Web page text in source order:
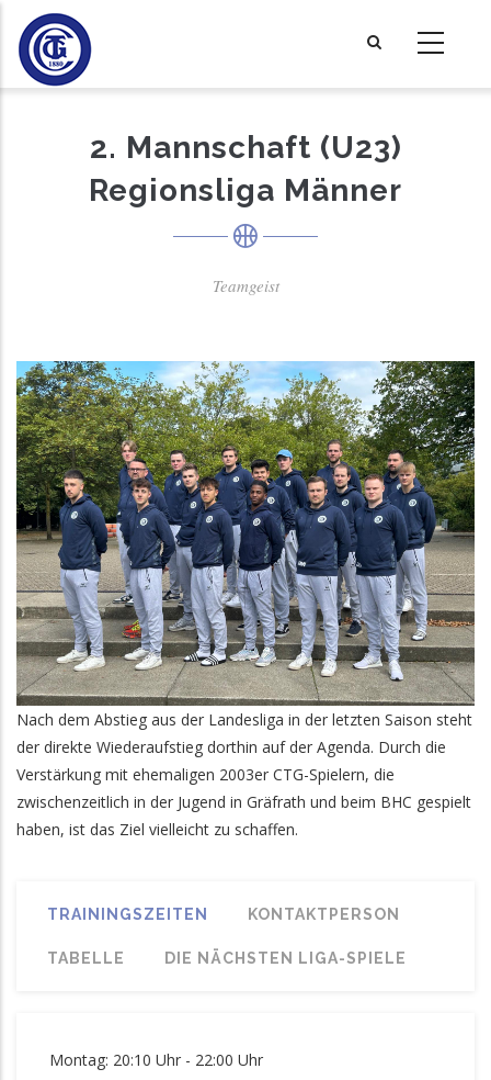
Direkt
zum
Inhalt
2. Mannschaft (U23)
Regionsliga Männer
Teamgeist
Nach dem Abstieg aus der Landesliga in der letzten Saison steht
der direkte Wiederaufstieg dorthin auf der Agenda. Durch die
Verstärkung mit ehemaligen 2003er CTG-Spielern, die
zwischenzeitlich in der Jugend in Gräfrath und beim BHC gespielt
haben, ist das Ziel vielleicht zu schaffen.
TRAININGSZEITEN KONTAKTPERSON
TABELLE DIE NÄCHSTEN LIGA-SPIELE
Montag: 20:10 Uhr - 22:00 Uhr